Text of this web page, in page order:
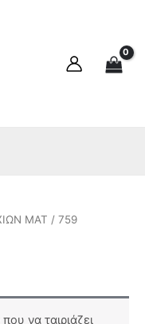
ΜΑΤ / 759
να ταιριάζει